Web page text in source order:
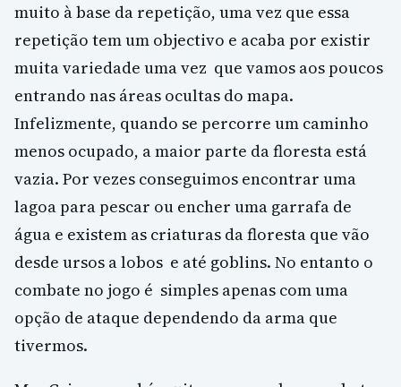
muito à base da repetição, uma vez que essa
repetição tem um objectivo e acaba por existir
muita variedade uma vez que vamos aos poucos
entrando nas áreas ocultas do mapa.
Infelizmente, quando se percorre um caminho
menos ocupado, a maior parte da floresta está
vazia. Por vezes conseguimos encontrar uma
lagoa para pescar ou encher uma garrafa de
água e existem as criaturas da floresta que vão
desde ursos a lobos e até goblins. No entanto o
combate no jogo é simples apenas com uma
opção de ataque dependendo da arma que
tivermos.